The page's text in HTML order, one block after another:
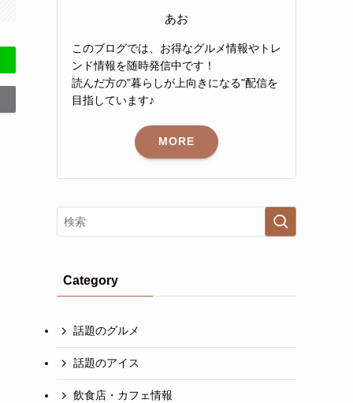
あお
このブログでは、お得なグルメ情報やトレ
ンド情報を随時発信中です！
読んだ方の"暮らしが上向きになる"配信を
目指しています♪
MORE
Category
話題のグルメ
話題のアイス
飲食店・カフェ情報